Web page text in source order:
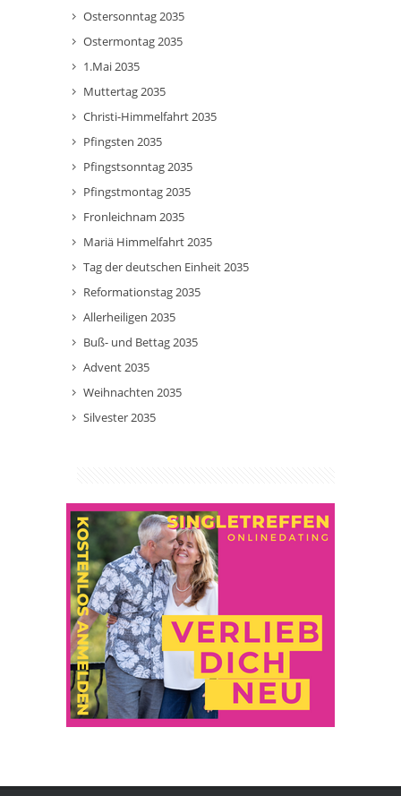
Ostersonntag 2035
Ostermontag 2035
1.Mai 2035
Muttertag 2035
Christi-Himmelfahrt 2035
Pfingsten 2035
Pfingstsonntag 2035
Pfingstmontag 2035
Fronleichnam 2035
Mariä Himmelfahrt 2035
Tag der deutschen Einheit 2035
Reformationstag 2035
Allerheiligen 2035
Buß- und Bettag 2035
Advent 2035
Weihnachten 2035
Silvester 2035